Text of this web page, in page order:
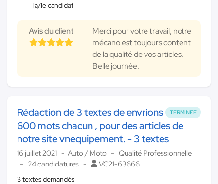
la/le candidat
Avis du client
Merci pour votre travail, notre
mécano est toujours content
de la qualité de vos articles.
Belle journée.
TERMINÉE
Rédaction de 3 textes de envrions
600 mots chacun , pour des articles de
notre site vnequipement. - 3 textes
16 juillet 2021 Auto / Moto
Qualité Professionnelle
24 candidatures
VC21-63666
3 textes demandés